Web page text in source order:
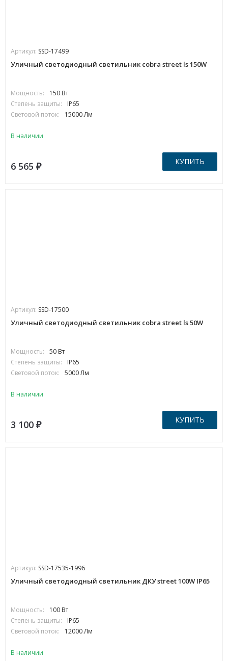
Артикул: SSD-17499
Уличный светодиодный светильник cobra street ls 150W
Мощность:
150 Вт
Степень защиты:
IP65
Световой поток:
15000 Лм
В наличии
6 565 ₽ КУПИТЬ
Артикул: SSD-17500
Уличный светодиодный светильник cobra street ls 50W
Мощность:
50 Вт
Степень защиты:
IP65
Световой поток:
5000 Лм
В наличии
3 100 ₽ КУПИТЬ
Артикул: SSD-17535-1996
Уличный светодиодный светильник ДКУ street 100W IP65
Мощность:
100 Вт
Степень защиты:
IP65
Световой поток:
12000 Лм
В наличии